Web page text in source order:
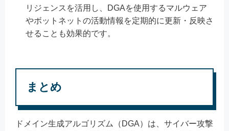
リジェンスを活用し、DGAを使用するマルウェア
やボットネットの活動情報を定期的に更新・反映さ
せることも効果的です。
まとめ
ドメイン生成アルゴリズム（DGA）は、サイバー攻撃